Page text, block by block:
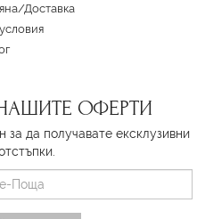
/Доставка
ОФЕРТИ
да получавате ексклузивни